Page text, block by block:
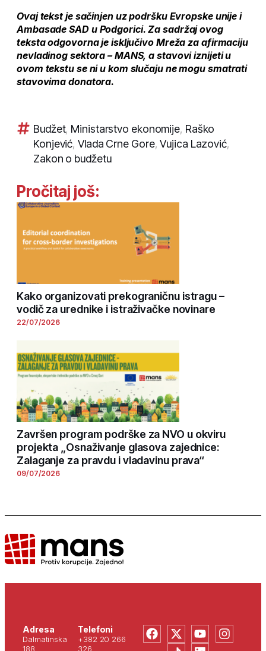
Ovaj tekst je sačinjen uz podršku Evropske unije i
Ambasade SAD u Podgorici. Za sadržaj ovog
teksta odgovorna je isključivo Mreža za afirmaciju
nevladinog sektora – MANS, a stavovi iznijeti u
ovom tekstu se ni u kom slučaju ne mogu smatrati
stavovima donatora.
Budžet, Ministarstvo ekonomije, Raško
Konjević,Vlada Crne Gore,Vujica Lazović,
Zakon o budžetu
Pročitaj još:
Kako organizovati prekograničnu istragu –
vodič za urednike i istraživačke novinare
22/07/2026
Završen program podrške za NVO u okviru
projekta „Osnaživanje glasova zajednice:
Zalaganje za pravdu i vladavinu prava“
09/07/2026
Adresa
Dalmatinska
188
Telefoni
+382 20 266
326